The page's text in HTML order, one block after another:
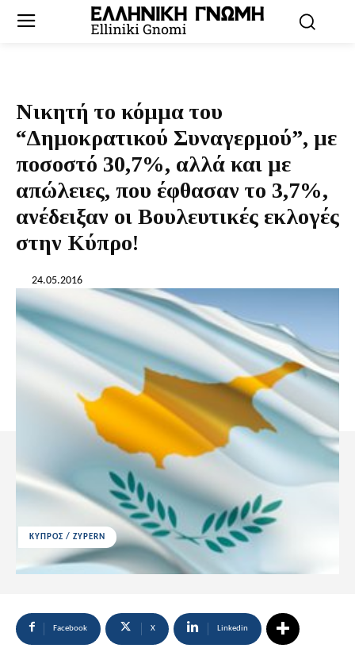
Νικητή το κόμμα του
“Δημοκρατικού Συναγερμού”, με
ποσοστό 30,7%, αλλά και με
απώλειες, που έφθασαν το 3,7%,
ανέδειξαν οι Βουλευτικές εκλογές
στην Κύπρο!
24.05.2016
ΚΥΠΡΟΣ / ZYPERN
Facebook X Linkedin